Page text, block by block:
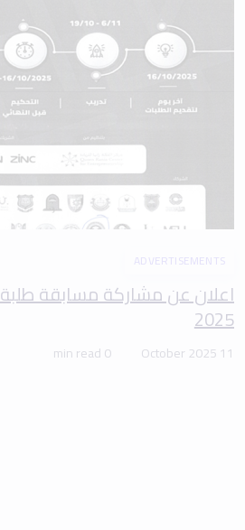
ADVERTISEMENTS
اعلان عن مشاركة مسابقة طلبة
2025
11 October 2025
0 min read